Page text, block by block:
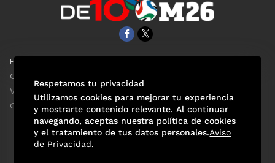
EL UNIVERSAL
Clase
ViveUSA
Confabulario
Respetamos tu privacidad
Utilizamos cookies para mejorar tu experiencia
y mostrarte contenido relevante. Al continuar
navegando, aceptas nuestra política de cookies
y el tratamiento de tus datos personales.Aviso
de Privacidad.